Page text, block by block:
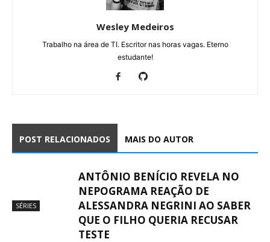
Wesley Medeiros
Trabalho na área de TI. Escritor nas horas vagas. Eterno
estudante!
POST RELACIONADOS MAIS DO AUTOR
SÉRIES
ANTÔNIO BENÍCIO REVELA NO
NEPOGRAMA REAÇÃO DE
ALESSANDRA NEGRINI AO SABER
QUE O FILHO QUERIA RECUSAR
TESTE